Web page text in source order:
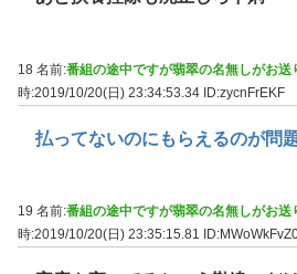
18 名前:番組の途中ですが翡翠の名無しがお送
時:2019/10/20(日) 23:34:53.34 ID:zycnFrEKF
払ってないのにもらえるのが問
19 名前:番組の途中ですが翡翠の名無しがお送
時:2019/10/20(日) 23:35:15.81